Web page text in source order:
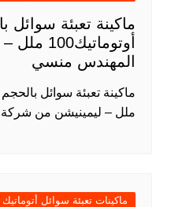
ماكينة تعبئة سوائل
المهندس منسي
ملل – ليمينيشن من
ماكينات تعبئة سوائل